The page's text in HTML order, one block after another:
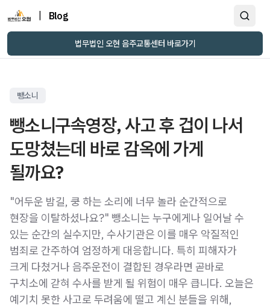
Blog
법무법인 오현 음주교통센터 바로가기
뺑소니
뺑소니구속영장, 사고 후 겁이 나서
도망쳤는데 바로 감옥에 가게
될까요?
"어두운 밤길, 쿵 하는 소리에 너무 놀라 순간적으로
현장을 이탈하셨나요?" 뺑소니는 누구에게나 일어날 수
있는 순간의 실수지만, 수사기관은 이를 매우 악질적인
범죄로 간주하여 엄정하게 대응합니다. 특히 피해자가
크게 다쳤거나 음주운전이 결합된 경우라면 곧바로
구치소에 갇혀 수사를 받게 될 위험이 매우 큽니다. 오늘은
예기치 못한 사고로 두려움에 떨고 계신 분들을 위해,